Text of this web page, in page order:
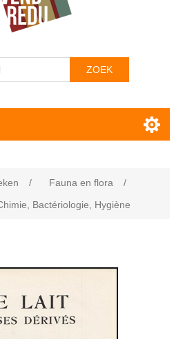
/ Fauna en flora
/
Bactériologie, Hygiène